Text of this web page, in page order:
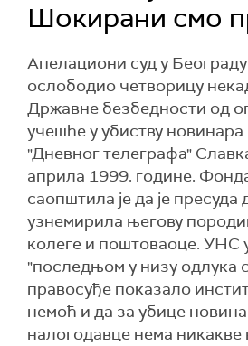
Шокирани смо
Апелациони суд у
ослободио четворицу
Државне безбедности од
учешће у убиству
"Дневног телеграфа"
априла 1999. године.
саопштила је да је пресуда
узнемирила његову
колеге и поштоваоце. УНС
"последњом у низу одлука
правосуђе показало
немоћ и да за убице
налогодавце нема никакве